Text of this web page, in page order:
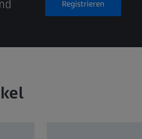
Registrieren